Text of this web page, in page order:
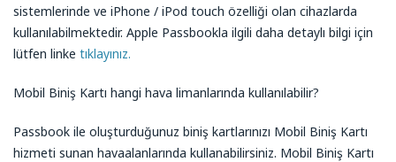
sistemlerinde ve iPhone / iPod touch özelliği olan cihazlarda
kullanılabilmektedir. Apple Passbookla ilgili daha detaylı bilgi için
lütfen linke tıklayınız.
Mobil Biniş Kartı hangi hava limanlarında kullanılabilir?
Passbook ile oluşturduğunuz biniş kartlarınızı Mobil Biniş Kartı
hizmeti sunan havaalanlarında kullanabilirsiniz. Mobil Biniş Kartı